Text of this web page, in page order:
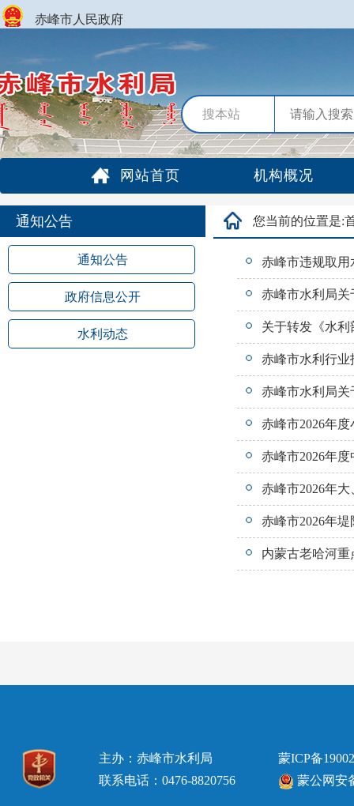
赤峰市人民政府
搜本站
网站首页 机构概况
通知公告
通知公告
政府信息公开
水利动态
您当前的位置是:
赤峰市违规取
赤峰市水利局关
关于转发《水
赤峰市水利行
赤峰市水利局
赤峰市2026年
赤峰市2026年
赤峰市2026年
赤峰市2026年
内蒙古老哈河
主办：赤峰市水利局
联系电话：0476-8820756
蒙ICP备
蒙公网安